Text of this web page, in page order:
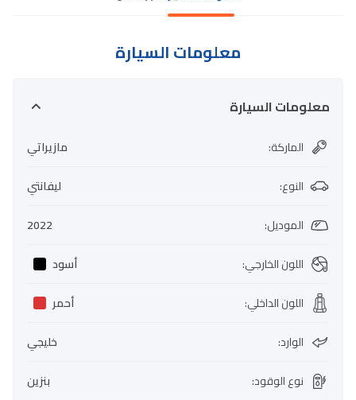
معلومات السيارة
معلومات السيارة
الماركة:
مازيراتي
النوع:
ليفانتي
الموديل:
2022
اللون الخارجي:
أسود
اللون الداخلي:
أحمر
الوارد:
خليجي
نوع الوقود:
بنزين